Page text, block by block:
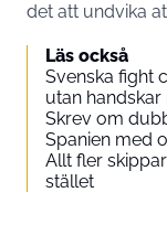
det att undvika
Läs också
Svenska fight
utan
Skrev om
Spanien med
Allt fler
stället